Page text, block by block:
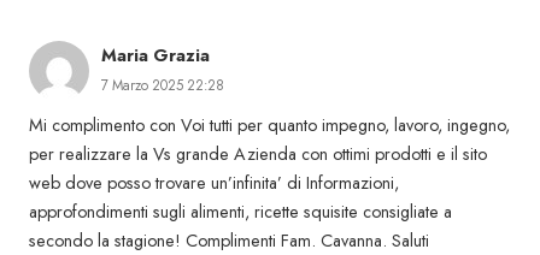
Maria Grazia
7 Marzo 2025 22:28
Mi complimento con Voi tutti per quanto impegno, lavoro, ingegno,
per realizzare la Vs grande Azienda con ottimi prodotti e il sito
web dove posso trovare un’infinita’ di Informazioni,
approfondimenti sugli alimenti, ricette squisite consigliate a
secondo la stagione! Complimenti Fam. Cavanna. Saluti